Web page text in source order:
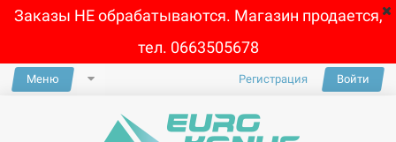
Заказы НЕ обрабатываются. Магазин продается,
тел. 0663505678
Меню Регистрация Войти